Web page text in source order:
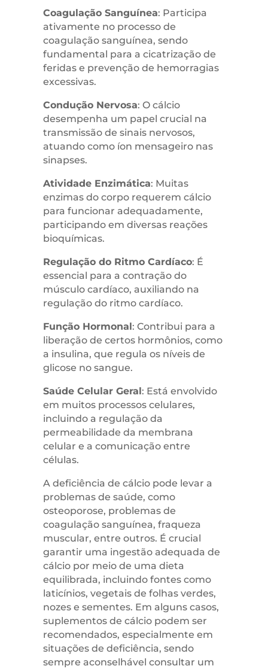
Coagulação Sanguínea: Participa
ativamente no processo de
coagulação sanguínea, sendo
fundamental para a cicatrização de
feridas e prevenção de hemorragias
excessivas.
Condução Nervosa: O cálcio
desempenha um papel crucial na
transmissão de sinais nervosos,
atuando como íon mensageiro nas
sinapses.
Atividade Enzimática: Muitas
enzimas do corpo requerem cálcio
para funcionar adequadamente,
participando em diversas reações
bioquímicas.
Regulação do Ritmo Cardíaco: É
essencial para a contração do
músculo cardíaco, auxiliando na
regulação do ritmo cardíaco.
Função Hormonal: Contribui para a
liberação de certos hormônios, como
a insulina, que regula os níveis de
glicose no sangue.
Saúde Celular Geral: Está envolvido
em muitos processos celulares,
incluindo a regulação da
permeabilidade da membrana
celular e a comunicação entre
células.
A deficiência de cálcio pode levar a
problemas de saúde, como
osteoporose, problemas de
coagulação sanguínea, fraqueza
muscular, entre outros. É crucial
garantir uma ingestão adequada de
cálcio por meio de uma dieta
equilibrada, incluindo fontes como
laticínios, vegetais de folhas verdes,
nozes e sementes. Em alguns casos,
suplementos de cálcio podem ser
recomendados, especialmente em
situações de deficiência, sendo
sempre aconselhável consultar um